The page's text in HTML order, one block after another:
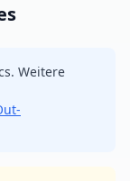
Weitere